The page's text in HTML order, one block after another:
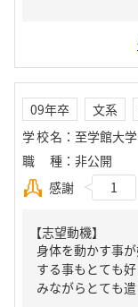
09年卒 文系
学校名 ： 至学館大学
職種 ： 非公開
感謝
1
【志望動機】
身体を動かす事
する事もとても
みながらとても